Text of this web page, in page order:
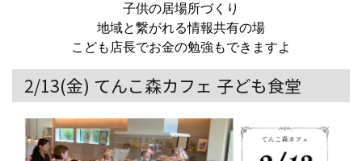
子供の居場所づくり
地域と繋がれる情報共有の場
こども店長でお金の勉強もできますよ
2/13(金) てんこ森カフェ 子ども食堂